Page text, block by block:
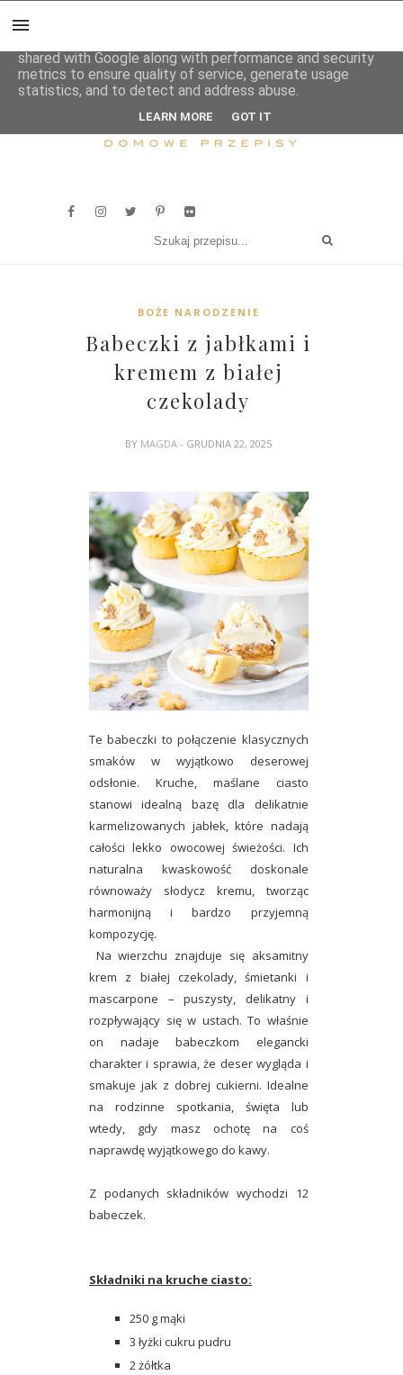
BOŻE NARODZENIE
Babeczki z jabłkami i
kremem z białej
czekolady
BY MAGDA- GRUDNIA 22, 2025
Te babeczki to połączenie klasycznych
smaków w wyjątkowo deserowej
odsłonie. Kruche, maślane ciasto
stanowi idealną bazę dla delikatnie
karmelizowanych jabłek, które nadają
całości lekko owocowej świeżości. Ich
naturalna kwaskowość doskonale
równoważy słodycz kremu, tworząc
harmonijną i bardzo przyjemną
kompozycję.
Na wierzchu znajduje się aksamitny
krem z białej czekolady, śmietanki i
mascarpone – puszysty, delikatny i
rozpływający się w ustach. To właśnie
on nadaje babeczkom elegancki
charakter i sprawia, że deser wygląda i
smakuje jak z dobrej cukierni. Idealne
na rodzinne spotkania, święta lub
wtedy, gdy masz ochotę na coś
naprawdę wyjątkowego do kawy.
Z podanych składników wychodzi 12
babeczek.
Składniki na kruche ciasto:
250 g mąki
3 łyżki cukru pudru
2 żółtka
This site uses cookies from Google to deliver its services
shared with Google along with performance and security
metrics to ensure quality of service, generate usage
statistics, and to detect and address abuse.
LEARN MORE GOT IT